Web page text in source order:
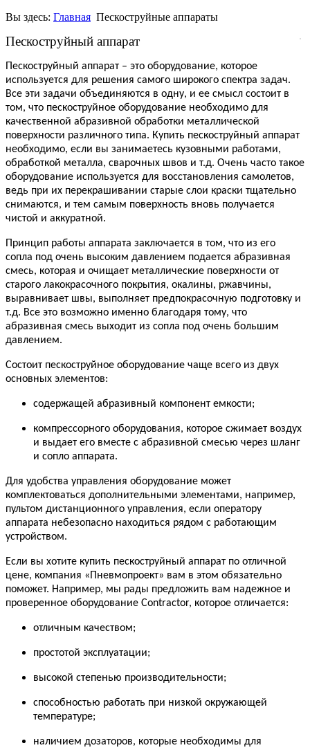
Вы здесь: Главная Пескоструйные аппараты
Пескоструйный аппарат
Пескоструйный аппарат – это оборудование, которое
используется для решения самого широкого спектра задач.
Все эти задачи объединяются в одну, и ее смысл состоит в
том, что пескоструйное оборудование необходимо для
качественной абразивной обработки металлической
поверхности различного типа. Купить пескоструйный аппарат
необходимо, если вы занимаетесь кузовными работами,
обработкой металла, сварочных швов и т.д. Очень часто такое
оборудование используется для восстановления самолетов,
ведь при их перекрашивании старые слои краски тщательно
снимаются, и тем самым поверхность вновь получается
чистой и аккуратной.
Принцип работы аппарата заключается в том, что из его
сопла под очень высоким давлением подается абразивная
смесь, которая и очищает металлические поверхности от
старого лакокрасочного покрытия, окалины, ржавчины,
выравнивает швы, выполняет предпокрасочную подготовку и
т.д. Все это возможно именно благодаря тому, что
абразивная смесь выходит из сопла под очень большим
давлением.
Состоит пескоструйное оборудование чаще всего из двух
основных элементов:
содержащей абразивный компонент емкости;
компрессорного оборудования, которое сжимает воздух
и выдает его вместе с абразивной смесью через шланг
и сопло аппарата.
Для удобства управления оборудование может
комплектоваться дополнительными элементами, например,
пультом дистанционного управления, если оператору
аппарата небезопасно находиться рядом с работающим
устройством.
Если вы хотите купить пескоструйный аппарат по отличной
цене, компания «Пневмопроект» вам в этом обязательно
поможет. Например, мы рады предложить вам надежное и
проверенное оборудование Contractor, которое отличается:
отличным качеством;
простотой эксплуатации;
высокой степенью производительности;
способностью работать при низкой окружающей
температуре;
наличием дозаторов, которые необходимы для